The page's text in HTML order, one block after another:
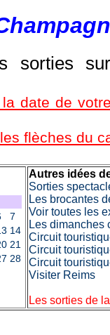
sorties
date de
flèches du
7
14
21
28
Autres idées
Sorties
Les brocantes
Voir toutes les
Les dimanches
Circuit
Circuit
Circuit
Visiter Reims
Les sorties de